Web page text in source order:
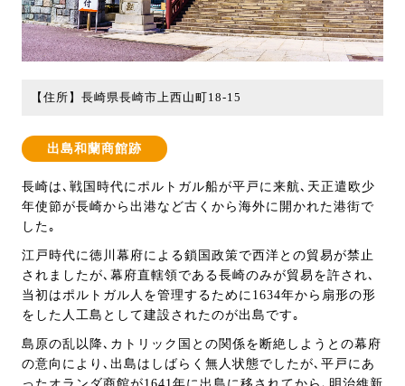
【住所】長崎県長崎市上西山町18-15
出島和蘭商館跡
長崎は､戦国時代にポルトガル船が平戸に来航､天正遣欧少
年使節が長崎から出港など古くから海外に開かれた港街で
した｡
江戸時代に徳川幕府による鎖国政策で西洋との貿易が禁止
されましたが､幕府直轄領である長崎のみが貿易を許され､
当初はポルトガル人を管理するために1634年から扇形の形
をした人工島として建設されたのが出島です｡
島原の乱以降､カトリック国との関係を断絶しようとの幕府
の意向により､出島はしばらく無人状態でしたが､平戸にあ